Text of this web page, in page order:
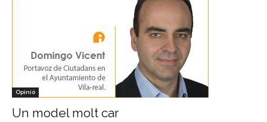
Opinió
Un model molt car